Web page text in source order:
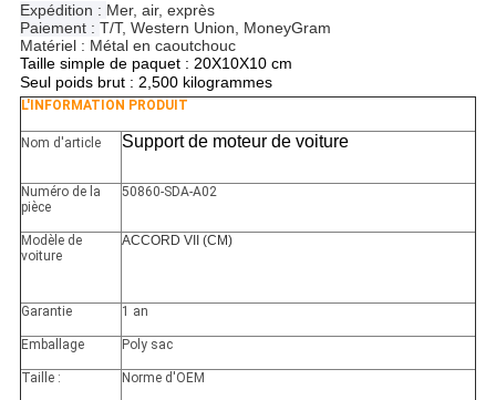
Expédition : Mer, air, exprès
Paiement : T/T, Western Union, MoneyGram
Matériel : Métal en caoutchouc
Taille simple de paquet : 20X10X10 cm
Seul poids brut : 2,500 kilogrammes
L'INFORMATION PRODUIT
Nom d'article Support de moteur de voiture
Numéro de la
pièce
50860-SDA-A02
Modèle de
voiture
ACCORD VII (CM)
Garantie 1 an
Emballage Poly sac
Taille : Norme d'OEM